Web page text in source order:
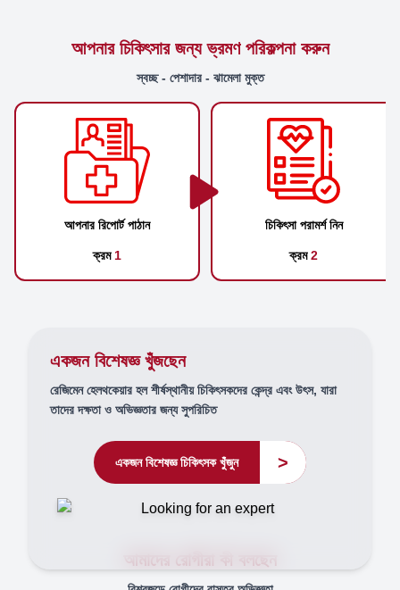
আপনার চিকিৎসার জন্য ভ্রমণ পরিকল্পনা করুন
স্বচ্ছ - পেশাদার - ঝামেলা মুক্ত
আপনার রিপোর্ট পাঠান
ক্রম 1
চিকিৎসা পরামর্শ নিন
ক্রম2
একজন বিশেষজ্ঞ খুঁজছেন
রেজিমেন হেলথকেয়ার হল শীর্ষস্থানীয় চিকিৎসকদের কেন্দ্র এবং উৎস, যারা
তাদের দক্ষতা ও অভিজ্ঞতার জন্য সুপরিচিত
একজন বিশেষজ্ঞ চিকিৎসক খুঁজুন >
আমাদের রোগীরা কী বলছেন